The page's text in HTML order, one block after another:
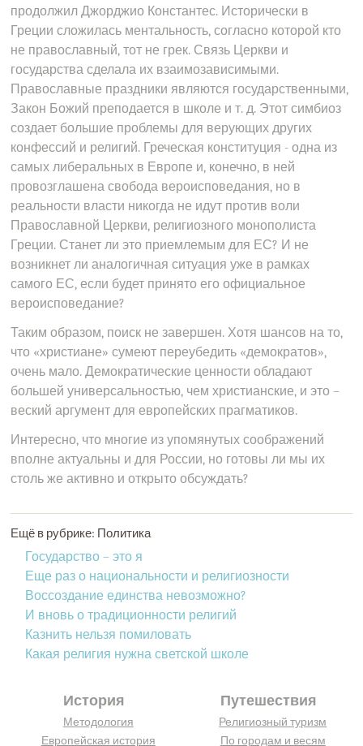
продолжил Джорджио Константес. Исторически в
Греции сложилась ментальность, согласно которой кто
не православный, тот не грек. Связь Церкви и
государства сделала их взаимозависимыми.
Православные праздники являются государственными,
Закон Божий преподается в школе и т. д. Этот симбиоз
создает большие проблемы для верующих других
конфессий и религий. Греческая конституция - одна из
самых либеральных в Европе и, конечно, в ней
провозглашена свобода вероисповедания, но в
реальности власти никогда не идут против воли
Православной Церкви, религиозного монополиста
Греции. Станет ли это приемлемым для ЕС? И не
возникнет ли аналогичная ситуация уже в рамках
самого ЕС, если будет принято его официальное
вероисповедание?
Таким образом, поиск не завершен. Хотя шансов на то,
что «христиане» сумеют переубедить «демократов»,
очень мало. Демократические ценности обладают
большей универсальностью, чем христианские, и это –
веский аргумент для европейских прагматиков.
Интересно, что многие из упомянутых соображений
вполне актуальны и для России, но готовы ли мы их
столь же активно и открыто обсуждать?
Ещё в рубрике: Политика
Государство – это я
Еще раз о национальности и религиозности
Воссоздание единства невозможно?
И вновь о традиционности религий
Казнить нельзя помиловать
Какая религия нужна светской школе
История
Методология
Европейская история
Путешествия
Религиозный туризм
По городам и весям